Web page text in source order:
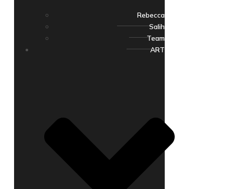
Rebecca
Salih
Team
ART